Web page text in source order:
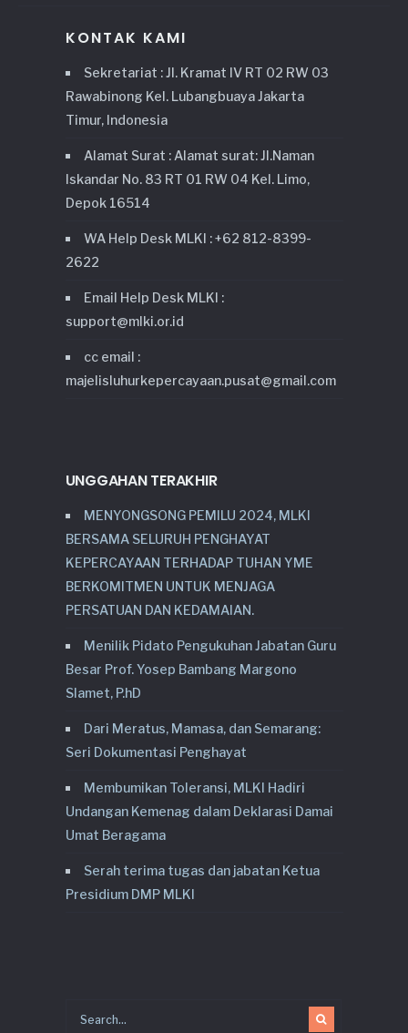
KONTAK KAMI
Sekretariat : Jl. Kramat IV RT 02 RW 03
Rawabinong Kel. Lubangbuaya Jakarta
Timur, Indonesia
Alamat Surat : Alamat surat: Jl.Naman
Iskandar No. 83 RT 01 RW 04 Kel. Limo,
Depok 16514
WA Help Desk MLKI : +62 812-8399-
2622
Email Help Desk MLKI :
support@mlki.or.id
cc email :
majelisluhurkepercayaan.pusat@gmail.com
UNGGAHAN TERAKHIR
MENYONGSONG PEMILU 2024, MLKI
BERSAMA SELURUH PENGHAYAT
KEPERCAYAAN TERHADAP TUHAN YME
BERKOMITMEN UNTUK MENJAGA
PERSATUAN DAN KEDAMAIAN.
Menilik Pidato Pengukuhan Jabatan Guru
Besar Prof. Yosep Bambang Margono
Slamet, P.hD
Dari Meratus, Mamasa, dan Semarang:
Seri Dokumentasi Penghayat
Membumikan Toleransi, MLKI Hadiri
Undangan Kemenag dalam Deklarasi Damai
Umat Beragama
Serah terima tugas dan jabatan Ketua
Presidium DMP MLKI